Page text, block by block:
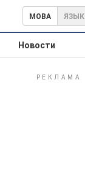
МОВА ЯЗЫК
Новости